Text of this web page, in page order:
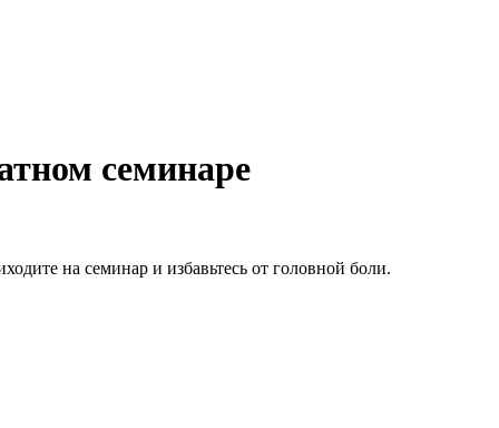
семинаре
на семинар и избавьтесь от головной боли.